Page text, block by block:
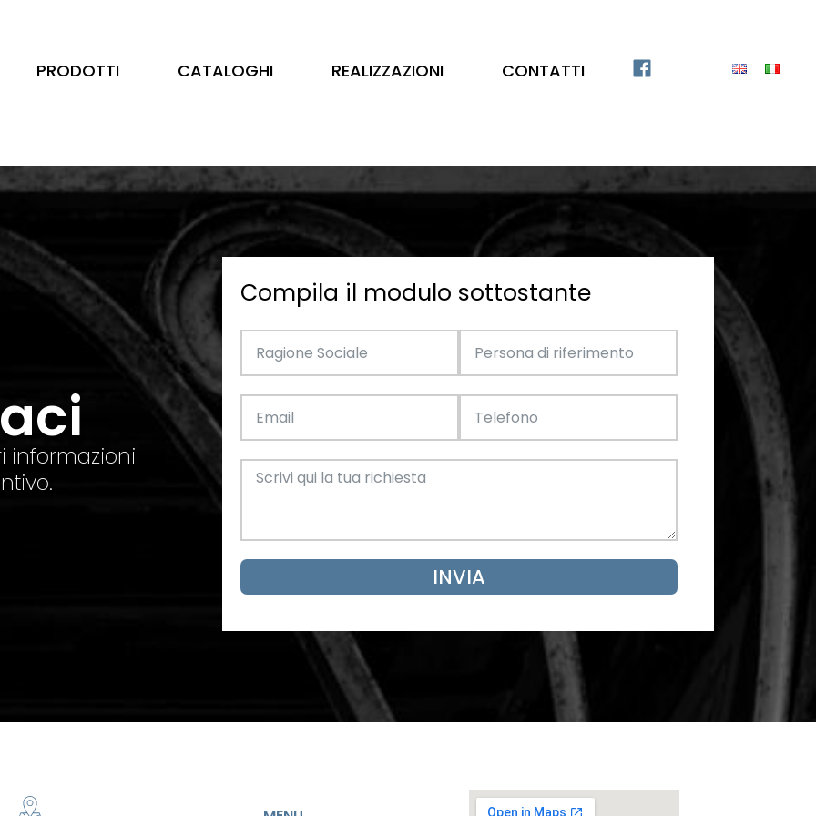
PRODOTTI CATALOGHI REALIZZAZIONI CONTATTI
Ottone
Tubo
Alluminio
Oggettistica e arredamento
Catalogo Illustrativo
SCARICA ORA
Catalogo
Acciaio
+39 0445 580865
+39 0445 580366
info@feba.it
informazioni
Compila il modulo sottostante
INVIA